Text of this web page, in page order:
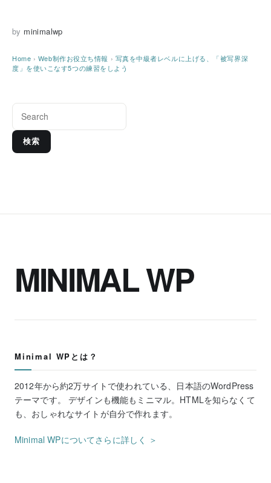
by minimalwp
Home › Web制作お役立ち情報 › 写真を中級者レベルに上げる、「被写界深
度」を使いこなす5つの練習をしよう
検索
MINIMAL WP
Minimal WPとは？
2012年から約2万サイトで使われている、日本語のWordPress
テーマです。 デザインも機能もミニマル。HTMLを知らなくて
も、おしゃれなサイトが自分で作れます。
Minimal WPについてさらに詳しく ＞